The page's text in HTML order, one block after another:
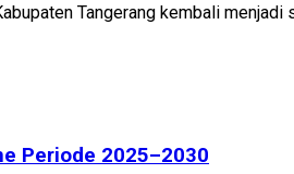
Tangerang kembali
Periode 2025–2030